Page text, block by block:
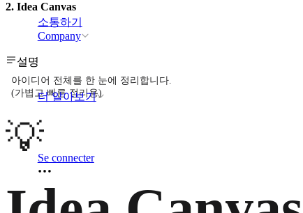
소통하기
Company
더 알아보기
Se connecter
2. Idea Canvas
설명
아이디어 전체를 한 눈에 정리합니다.
(가볍고 빠른 정리용)
💡